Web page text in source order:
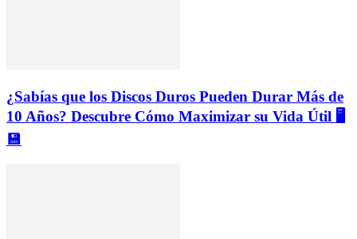
¿Sabías que los Discos Duros Pueden Durar Más de
10 Años? Descubre Cómo Maximizar su Vida Útil 🖥️
💾